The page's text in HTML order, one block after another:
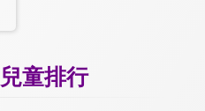
兒童排行